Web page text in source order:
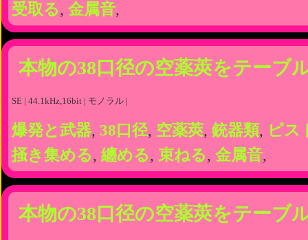
受取る, 金属音,
本物の38口径の空薬莢をテーブ
SE | 44.1kHz,16bit | モノラル |
爆発と武器, 38口径, 空薬莢, 銃器類, ピス
掻き集める, 纏める, 束ねる, 金属音,
本物の38口径の空薬莢をテーブ